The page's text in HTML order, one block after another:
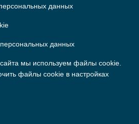
данных
данных
мы используем файлы cookie.
файлы cookie в настройках